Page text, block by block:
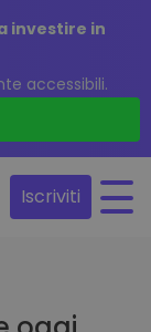
investire in
accessibili.
Iscriviti